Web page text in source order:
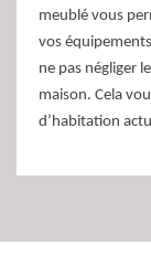
meublé vous
vos
ne pas négliger
maison. Cela
d’habitation